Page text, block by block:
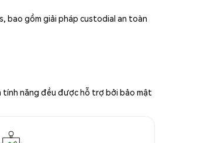
bao gồm giải pháp custodial an toàn
tính năng đều được hỗ trợ bởi bảo mật